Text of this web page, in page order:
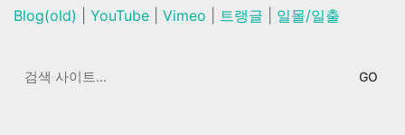
Blog(old) YouTube Vimeo 트랭글 일몰/일출
for: